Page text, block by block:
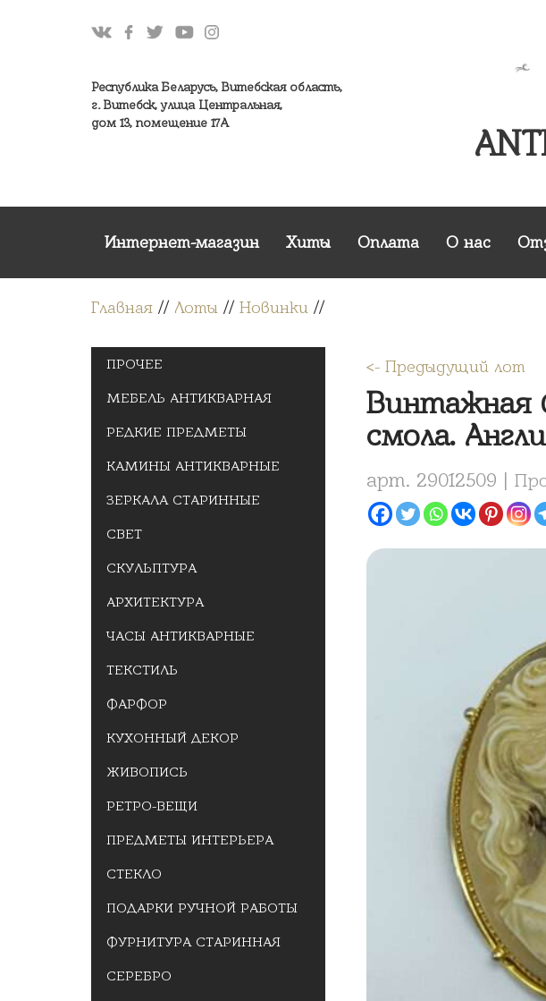
Республика Беларусь, Витебская область,
г. Витебск, улица Центральная,
дом 13, помещение 17А
Интернет-магазин Хиты Оплата О нас
Главная // Лоты // Новинки //
ПРОЧЕЕ
МЕБЕЛЬ АНТИКВАРНАЯ
РЕДКИЕ ПРЕДМЕТЫ
КАМИНЫ АНТИКВАРНЫЕ
ЗЕРКАЛА СТАРИННЫЕ
СВЕТ
СКУЛЬПТУРА
АРХИТЕКТУРА
ЧАСЫ АНТИКВАРНЫЕ
ТЕКСТИЛЬ
ФАРФОР
КУХОННЫЙ ДЕКОР
ЖИВОПИСЬ
РЕТРО-ВЕЩИ
ПРЕДМЕТЫ ИНТЕРЬЕРА
СТЕКЛО
ПОДАРКИ РУЧНОЙ РАБОТЫ
ФУРНИТУРА СТАРИННАЯ
СЕРЕБРО
<- Предыдущий лот
Винтажная
смола.
арт. 29012509 |